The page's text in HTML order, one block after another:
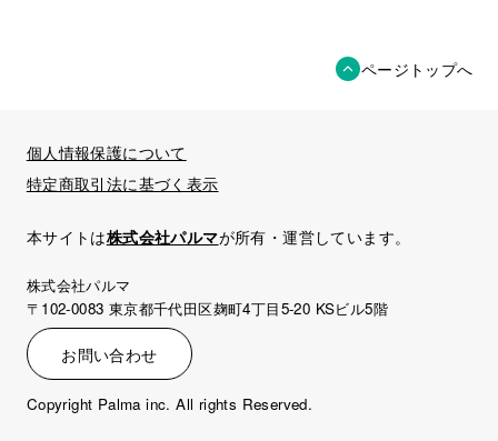
ページトップへ
個人情報保護について
特定商取引法に基づく表示
本サイトは株式会社パルマが所有・運営しています。
株式会社パルマ
〒102-0083 東京都千代田区麹町4丁目5-20 KSビル5階
お問い合わせ
Copyright Palma inc. All rights Reserved.